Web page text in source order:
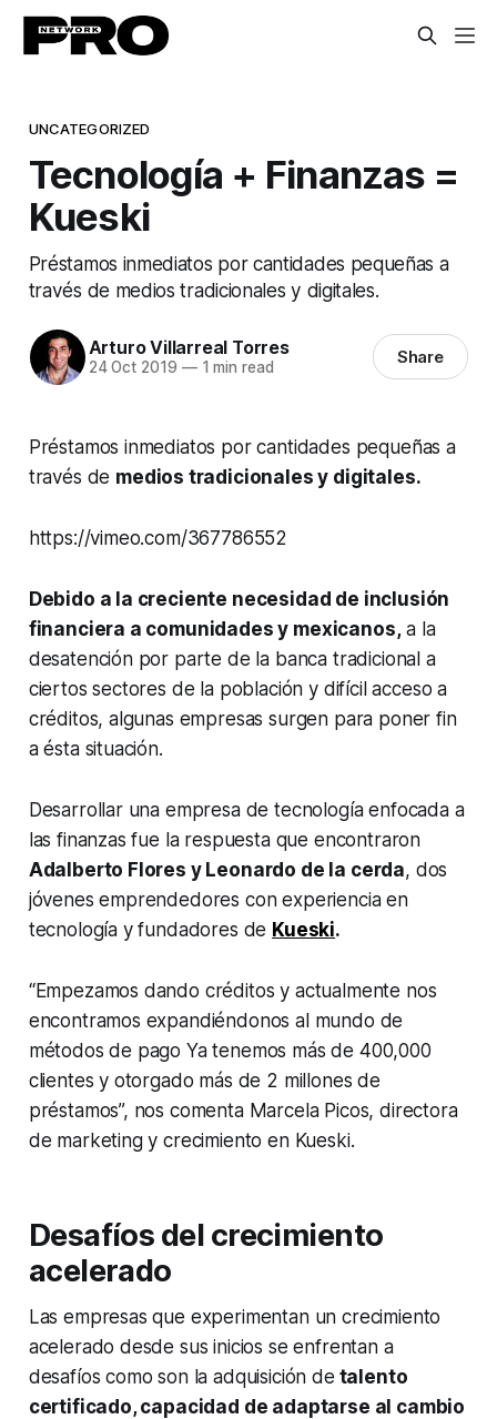
UNCATEGORIZED
Tecnología + Finanzas =
Kueski
Préstamos inmediatos por cantidades pequeñas a
través de medios tradicionales y digitales.
Arturo Villarreal Torres
24 Oct 2019 —1 min read Share
Préstamos inmediatos por cantidades pequeñas a
través de medios tradicionales y digitales.
https://vimeo.com/367786552
Debido a la creciente necesidad de inclusión
financiera a comunidades y mexicanos,a la
desatención por parte de la banca tradicional a
ciertos sectores de la población y difícil acceso a
créditos, algunas empresas surgen para poner fin
a ésta situación.
Desarrollar una empresa de tecnología enfocada a
las finanzas fue la respuesta que encontraron
Adalberto Flores y Leonardo de la cerda, dos
jóvenes emprendedores con experiencia en
tecnología y fundadores de Kueski.
“Empezamos dando créditos y actualmente nos
encontramos expandiéndonos al mundo de
métodos de pago Ya tenemos más de 400,000
clientes y otorgado más de 2 millones de
préstamos”, nos comenta Marcela Picos, directora
de marketing y crecimiento en Kueski.
Desafíos del crecimiento
acelerado
Las empresas que experimentan un crecimiento
acelerado desde sus inicios se enfrentan a
desafíos como son la adquisición de talento
certificado, capacidad de adaptarse al cambio